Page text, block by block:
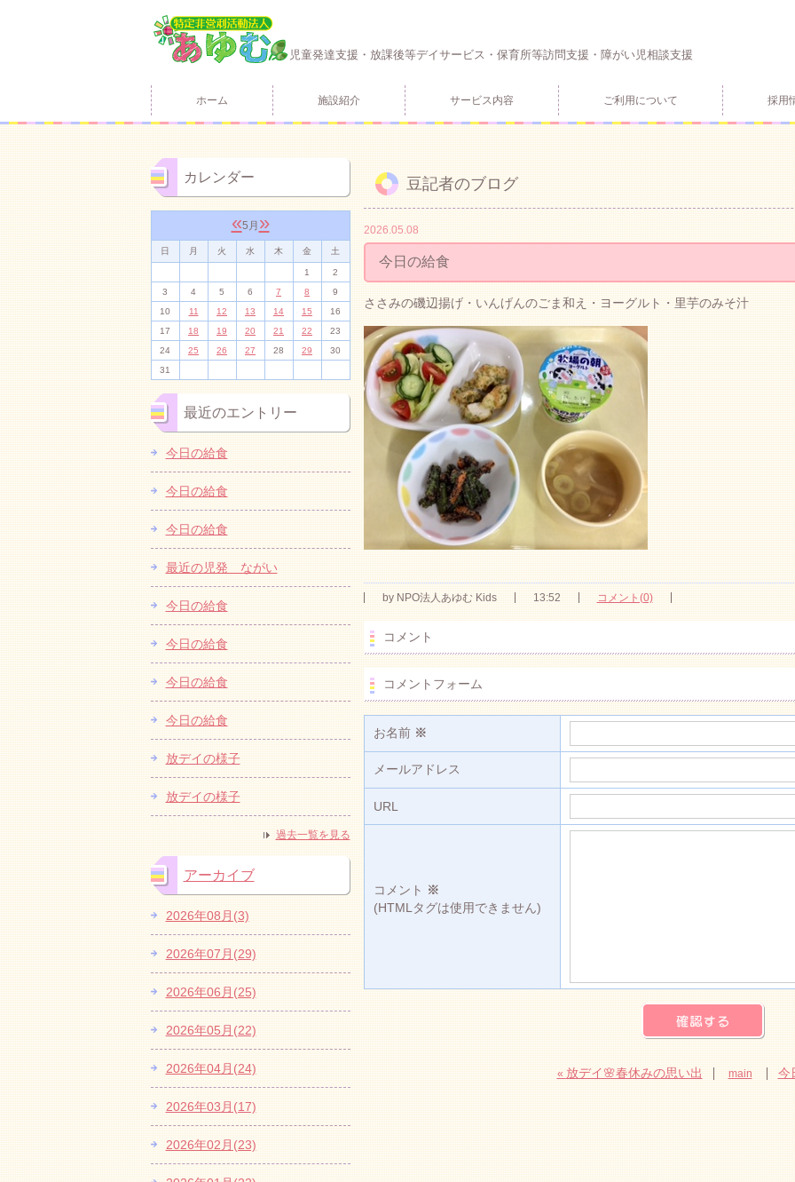
児童発達支援・放課後等デイサービス・保育所等訪問支援・障がい児相談支援
ホーム 施設紹介 サービス内容 ご利用について 採用
豆記者のブログ
2026.05.08
今日の給食
ささみの磯辺揚げ・いんげんのごま和え・ヨーグルト・里芋のみそ汁
byNPO法人あゆむ Kids 13:52 コメント(0)
コメント
コメントフォーム
お名前 ※
メールアドレス
URL
コメント ※
(HTMLタグは使用できません)
«放デイ🌸春休みの思い出 main 今
カレンダー
«5月 »
日 月 火 水 木 金 土
1
2
3
4 5 6 7 8
9
10
11 12 13 14 15
16
17
18 19 20 21 22
23
24
25 26 27 28 29
30
31
最近のエントリー
今日の給食
今日の給食
今日の給食
最近の児発 ながい
今日の給食
今日の給食
今日の給食
今日の給食
放デイの様子
放デイの様子
過去一覧を見る
アーカイブ
2026年08月(3)
2026年07月(29)
2026年06月(25)
2026年05月(22)
2026年04月(24)
2026年03月(17)
2026年02月(23)